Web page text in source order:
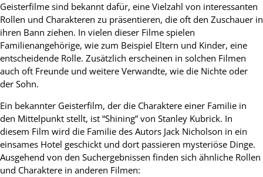
Geisterfilme sind bekannt dafür, eine Vielzahl von interessanten
Rollen und Charakteren zu präsentieren, die oft den Zuschauer in
ihren Bann ziehen. In vielen dieser Filme spielen
Familienangehörige, wie zum Beispiel Eltern und Kinder, eine
entscheidende Rolle. Zusätzlich erscheinen in solchen Filmen
auch oft Freunde und weitere Verwandte, wie die Nichte oder
der Sohn.
Ein bekannter Geisterfilm, der die Charaktere einer Familie in
den Mittelpunkt stellt, ist “Shining” von Stanley Kubrick. In
diesem Film wird die Familie des Autors Jack Nicholson in ein
einsames Hotel geschickt und dort passieren mysteriöse Dinge.
Ausgehend von den Suchergebnissen finden sich ähnliche Rollen
und Charaktere in anderen Filmen: